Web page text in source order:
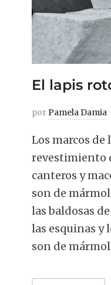
El lapis
porPamela Damia
Los marcos de
revestimiento
canteros y
son de
las baldosas
las esquinas y
son de